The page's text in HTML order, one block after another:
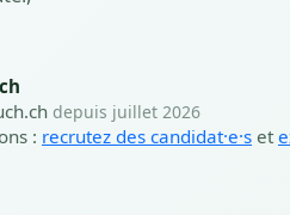
depuis juillet 2026
: recrutez des candidat·e·s et